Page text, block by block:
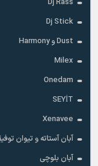
Dj Rass
Dj Stick
Dust و Harmony
Milex
Onedam
SEYİT
Xenavee
آبان آستاته و تیوان
آبان بلوچی